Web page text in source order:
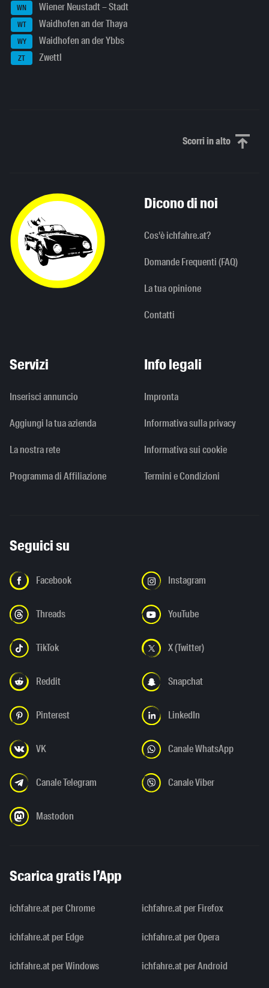
WN Wiener Neustadt – Stadt
WT Waidhofen an der Thaya
WY Waidhofen an der Ybbs
ZT Zwettl
Scorri in altoScorri in alto
Dicono di noi
Cos'è ichfahre.at?
Domande Frequenti (FAQ)
La tua opinione
Contatti
Servizi
Inserisci annuncio
Aggiungi la tua azienda
La nostra rete
Programma di Affiliazione
Info legali
Impronta
Informativa sulla privacy
Informativa sui cookie
Termini e Condizioni
Seguici su
Facebook Instagram
Threads YouTube
TikTok X (Twitter)
Reddit Snapchat
Pinterest LinkedIn
VK Canale WhatsApp
Canale Telegram Canale Viber
Mastodon
Scarica gratis l’App
ichfahre.at per Chrome ichfahre.at per Firefox
ichfahre.at per Edge ichfahre.at per Opera
ichfahre.at per Windows ichfahre.at per Android